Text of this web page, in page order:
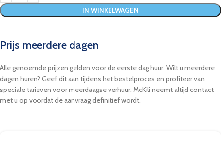
IN WINKELWAGEN
Prijs meerdere dagen
Alle genoemde prijzen gelden voor de eerste dag huur. Wilt u meerdere
dagen huren? Geef dit aan tijdens het bestelproces en profiteer van
speciale tarieven voor meerdaagse verhuur. McKili neemt altijd contact
met u op voordat de aanvraag definitief wordt.